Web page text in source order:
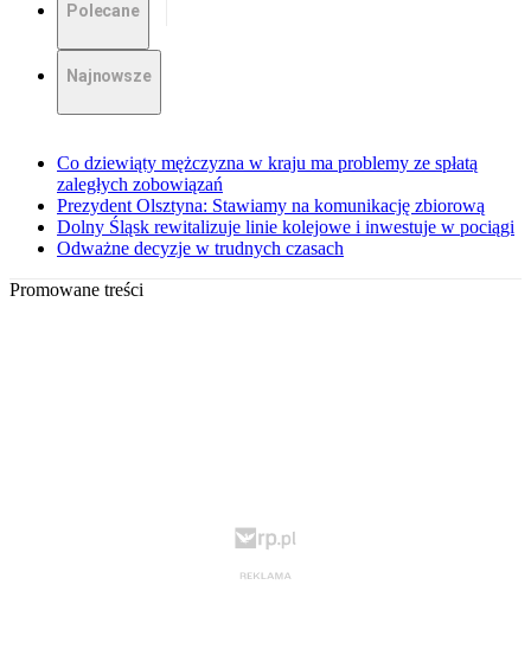
Polecane
Najnowsze
Co dziewiąty mężczyzna w kraju ma problemy ze spłatą
zaległych zobowiązań
Prezydent Olsztyna: Stawiamy na komunikację zbiorową
Dolny Śląsk rewitalizuje linie kolejowe i inwestuje w pociągi
Odważne decyzje w trudnych czasach
Promowane treści